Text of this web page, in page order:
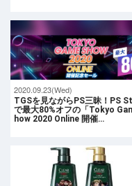
2020.09.23(Wed)
TGSを見ながらPS三昧！PS
で最大80%オフの「Tokyo
how 2020 Online 開催…